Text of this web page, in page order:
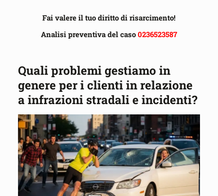
Fai valere il tuo diritto di risarcimento!
Analisi preventiva del caso 0236523587
Quali problemi gestiamo in
genere per i clienti in relazione
a infrazioni stradali e incidenti?